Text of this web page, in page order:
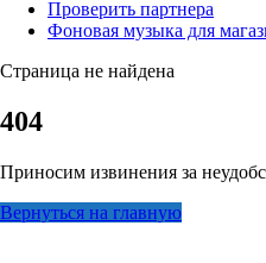
Проверить партнера
Фоновая музыка для
Страница не найдена
404
Приносим извинения за
Вернуться на главную